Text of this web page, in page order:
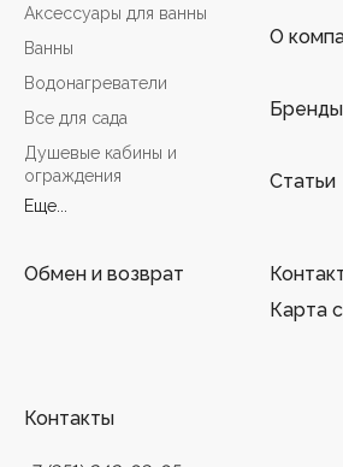
Аксессуары для ванны
Ванны
Водонагреватели
Все для сада
Душевые кабины и
ограждения
Еще...
О
Бренды
Статьи
Обмен и возврат
Карта
Контакты